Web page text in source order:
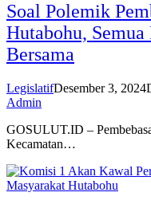
Soal Polemik
Hutabohu,
Bersama
LegislatifDesember 3, 2024
Admin
GOSULUT.ID –
Kecamatan…